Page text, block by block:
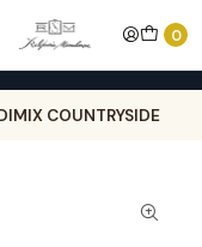
0
a 100,00€ - Todas as
de stock.
COUNTRYSIDE